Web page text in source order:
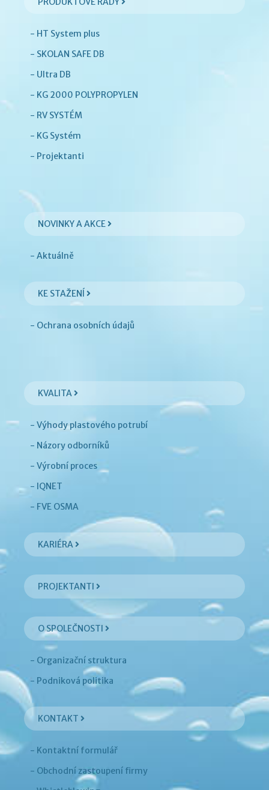
- HT System plus
- SKOLAN SAFE DB
- Ultra DB
- KG 2000 POLYPROPYLEN
- RV SYSTÉM
- KG Systém
- Projektanti
NOVINKY A AKCE
- Aktuálně
KE STAŽENÍ
- Ochrana osobních údajů
KVALITA
- Výhody plastového potrubí
- Názory odborníků
- Výrobní proces
- IQNET
- FVE OSMA
KARIÉRA
PROJEKTANTI
O SPOLEČNOSTI
- Organizační struktura
- Podniková politika
KONTAKT
- Kontaktní formulář
- Obchodní zastoupení firmy